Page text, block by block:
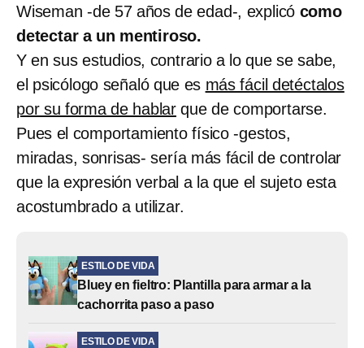
Wiseman -de 57 años de edad-, explicó como
detectar a un mentiroso.
Y en sus estudios, contrario a lo que se sabe,
el psicólogo señaló que es más fácil detéctalos
por su forma de hablar que de comportarse.
Pues el comportamiento físico -gestos,
miradas, sonrisas- sería más fácil de controlar
que la expresión verbal a la que el sujeto esta
acostumbrado a utilizar.
ESTILO DE VIDA
Bluey en fieltro: Plantilla para armar a la
cachorrita paso a paso
ESTILO DE VIDA